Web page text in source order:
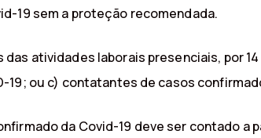
19 sem a proteção recomendada.
atividades laborais presenciais, por
ou c) contatantes de casos
da Covid-19 deve ser contado